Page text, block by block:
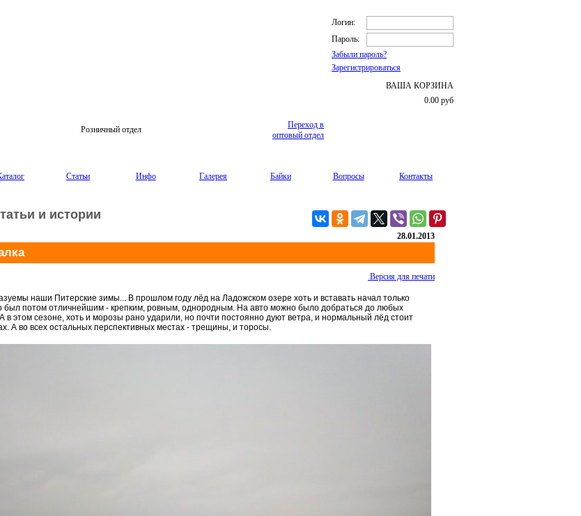
Логин:
Пароль:
Забыли пароль?
Зарегистрироваться
ВАША КОРЗИНА
0.00 руб
Розничный отдел
Переход в
оптовый отдел
Статьи Инфо Галерея Байки Вопросы Контакты
и истории
28.01.2013
Версия для печати
наши Питерские зимы... В прошлом году лёд на Ладожском озере хоть и вставать начал только
был потом отличнейшим - крепким, ровным, однородным. На авто можно было добраться до любых
этом сезоне, хоть и морозы рано ударили, но почти постоянно дуют ветра, и нормальный лёд стоит
А во всех остальных перспективных местах - трещины, и торосы.